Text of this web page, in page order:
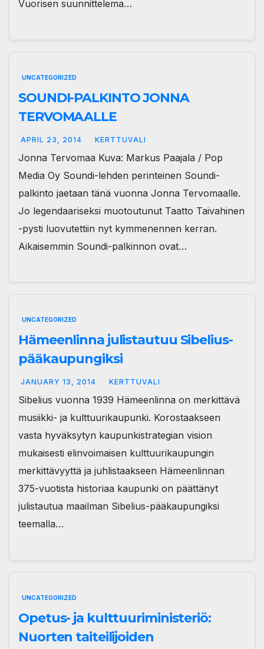
Vuorisen suunnittelema…
UNCATEGORIZED
SOUNDI-PALKINTO JONNA
TERVOMAALLE
APRIL 23, 2014 KERTTUVALI
Jonna Tervomaa Kuva: Markus Paajala / Pop
Media Oy Soundi-lehden perinteinen Soundi-
palkinto jaetaan tänä vuonna Jonna Tervomaalle.
Jo legendaariseksi muotoutunut Taatto Taivahinen
-pysti luovutettiin nyt kymmenennen kerran.
Aikaisemmin Soundi-palkinnon ovat…
UNCATEGORIZED
Hämeenlinna julistautuu Sibelius-
pääkaupungiksi
JANUARY 13, 2014 KERTTUVALI
Sibelius vuonna 1939 Hämeenlinna on merkittävä
musiikki- ja kulttuurikaupunki. Korostaakseen
vasta hyväksytyn kaupunkistrategian vision
mukaisesti elinvoimaisen kulttuurikaupungin
merkittävyyttä ja juhlistaakseen Hämeenlinnan
375-vuotista historiaa kaupunki on päättänyt
julistautua maailman Sibelius-pääkaupungiksi
teemalla…
UNCATEGORIZED
Opetus- ja kulttuuriministeriö:
Nuorten taiteilijoiden